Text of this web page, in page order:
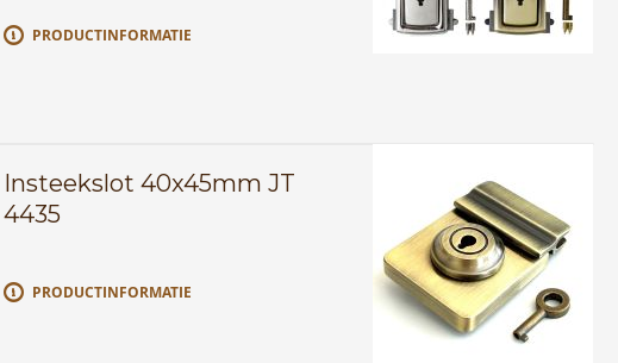
PRODUCTINFORMATIE
Insteekslot 40x45mm JT
4435
PRODUCTINFORMATIE